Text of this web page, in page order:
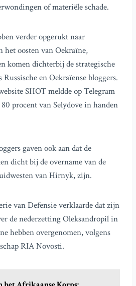
of materiële schade.
verder opgerukt naar
het oosten van Oekraïne,
komen dichterbij de strategische
en Oekraïense bloggers.
SHOT meldde op Telegram
procent van Selydove in handen
gaven ook aan dat de
dicht bij de overname van de
van Hirnyk, zijn.
van Defensie verklaarde dat zijn
de nederzetting Oleksandropil in
hebben overgenomen, volgens
RIA Novosti.